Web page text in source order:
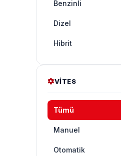
Benzinli
Dizel
Hibrit
VITES
Tümü
Manuel
Otomatik